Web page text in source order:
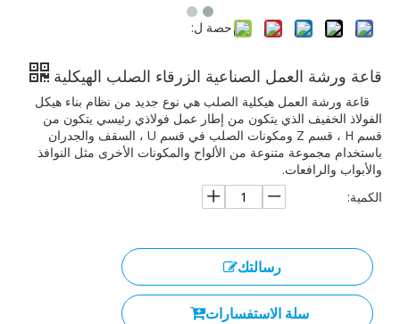
حصة ل:
قاعة ورشة العمل الصناعية الزرقاء الصلب الهيكلية
قاعة ورشة العمل هيكلية الصلب هي نوع جديد من نظام بناء هيكل
الفولاذ الخفيف الذي يتكون من إطار عمل فولاذي رئيسي يتكون من
قسم H ، قسم Z ومكونات الصلب في قسم U ، السقف والجدران
باستخدام مجموعة متنوعة من الألواح والمكونات الأخرى مثل النوافذ
والأبواب والرافعات.
الكمية:
رسالتك
سلة الاستفسارات